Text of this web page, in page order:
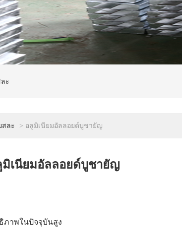
ะ
สละ > อลูมิเนียมอัลลอยด์บูชายัญ
มิเนียมอัลลอยด์บูชายัญ
ภาพในปัจจุบันสูง